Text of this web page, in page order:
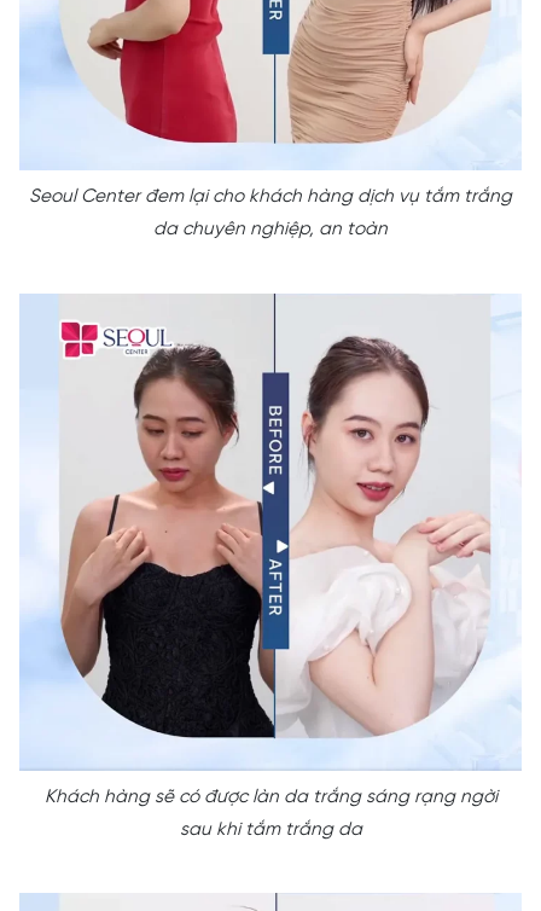
Seoul Center đem lại cho khách hàng dịch vụ tắm trắng
da chuyên nghiệp, an toàn
Khách hàng sẽ có được làn da trắng sáng rạng ngời
sau khi tắm trắng da